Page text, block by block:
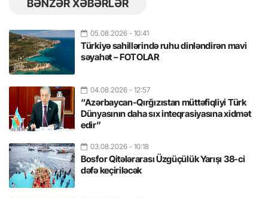
BƏNZƏR XƏBƏRLƏR
05.08.2026 - 10:41
Türkiyə sahillərində ruhu dinləndirən mavi
səyahət – FOTOLAR
04.08.2026 - 12:57
“Azərbaycan-Qırğızıstan müttəfiqliyi Türk
Dünyasının daha sıx inteqrasiyasına xidmət
edir”
03.08.2026 - 10:18
Bosfor Qitələrarası Üzgüçülük Yarışı 38-ci
dəfə keçiriləcək